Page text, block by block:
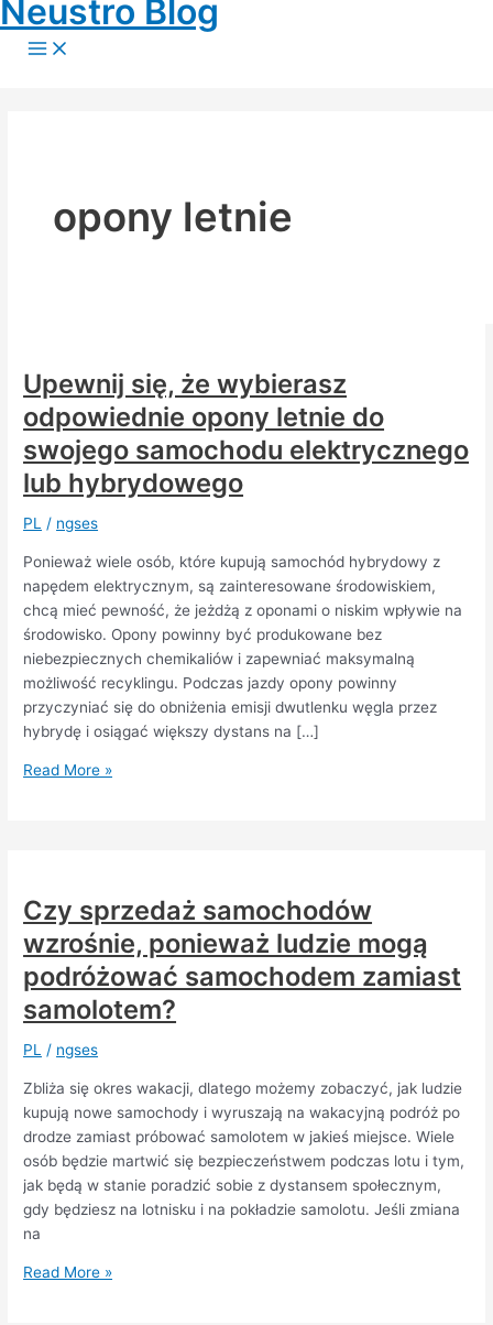
Skip
to
content
Neustro Blog
Main
Menu
opony letnie
Upewnij się, że wybierasz
odpowiednie opony letnie do
swojego samochodu elektrycznego
lub hybrydowego
PL / ngses
Ponieważ wiele osób, które kupują samochód hybrydowy z
napędem elektrycznym, są zainteresowane środowiskiem,
chcą mieć pewność, że jeżdżą z oponami o niskim wpływie na
środowisko. Opony powinny być produkowane bez
niebezpiecznych chemikaliów i zapewniać maksymalną
możliwość recyklingu. Podczas jazdy opony powinny
przyczyniać się do obniżenia emisji dwutlenku węgla przez
hybrydę i osiągać większy dystans na […]
Upewnij
letnie
do
swojego
samochodu
elektrycznego
hybrydowego
Read More »
Czy sprzedaż samochodów
wzrośnie, ponieważ ludzie mogą
podróżować samochodem zamiast
samolotem?
PL / ngses
Zbliża się okres wakacji, dlatego możemy zobaczyć, jak ludzie
kupują nowe samochody i wyruszają na wakacyjną podróż po
drodze zamiast próbować samolotem w jakieś miejsce. Wiele
osób będzie martwić się bezpieczeństwem podczas lotu i tym,
jak będą w stanie poradzić sobie z dystansem społecznym,
gdy będziesz na lotnisku i na pokładzie samolotu. Jeśli zmiana
na
Czy
Read More »